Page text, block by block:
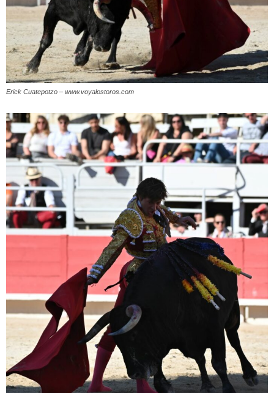
Erick Cuatepotzo – www.voyalostoros.com